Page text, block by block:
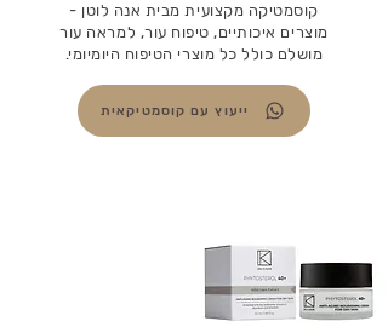
קוסמטיקה מקצועית מבית אנה לוטן -
מוצרים איכותיים, טיפוח עור, למראה עור
מושלם כולל כל מוצרי הטיפוח היומיומי.
ייעוץ עם קוסמטיקאית